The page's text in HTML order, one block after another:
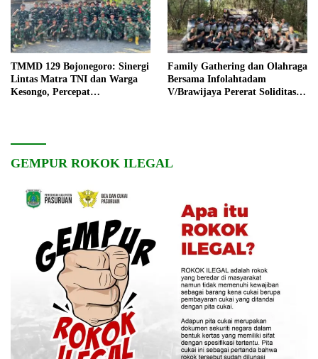
TMMD 129 Bojonegoro: Sinergi
Lintas Matra TNI dan Warga
Kesongo, Percepat
Family Gathering dan Olahraga
Bersama Infolahtadam
V/Brawijaya Pererat Soliditas
GEMPUR ROKOK ILEGAL